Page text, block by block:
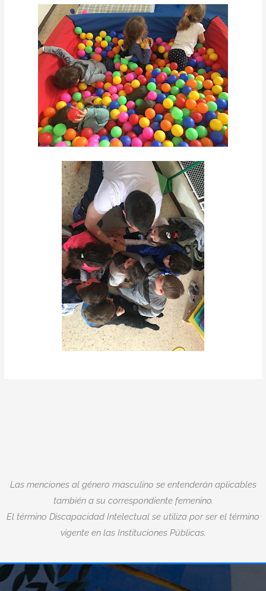
Las menciones al género masculino se entenderán aplicables
también a su correspondiente femenino.
El término Discapacidad Intelectual se utiliza por ser el término
vigente en las Instituciones Públicas.